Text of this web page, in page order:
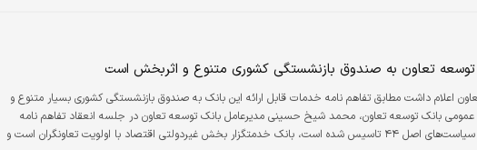
توسعه تعاون به صندوق بازنشستگی کشوری متنوع و اثربخش است
اعلام داشت مطابق تفاهم نامه خدمات قابل ارائه این بانک به صندوق بازنشستگی کشوری بسیار متنوع و
بانک توسعه تعاون، محمد شیخ حسینی مدیرعامل بانک توسعه تعاون در جلسه انعقاد تفاهم نامه
اظهار کرد: این بانک به موجب سیاست‌های اصل ۴۴ تاسیس شده است، بانک خدمتگزار بخش غیردولتی اقتصاد با اولویت تعاونگران است و